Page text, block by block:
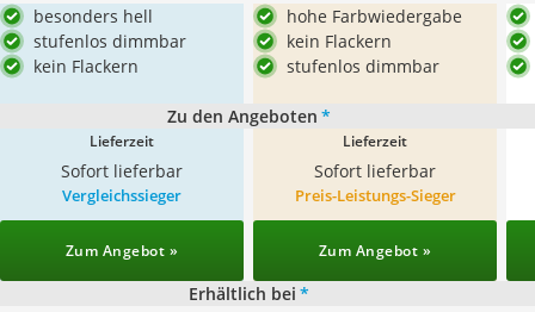
besonders hell
stufenlos dimmbar
kein Flackern
hohe Farbwiedergabe
kein Flackern
stufenlos dimmbar
Zu den Angeboten *
Lieferzeit
Sofort lieferbar
Lieferzeit
Sofort lieferbar
Vergleichssieger
Zum Angebot »
Preis-Leistungs-Sieger
Zum Angebot »
Erhältlich bei *